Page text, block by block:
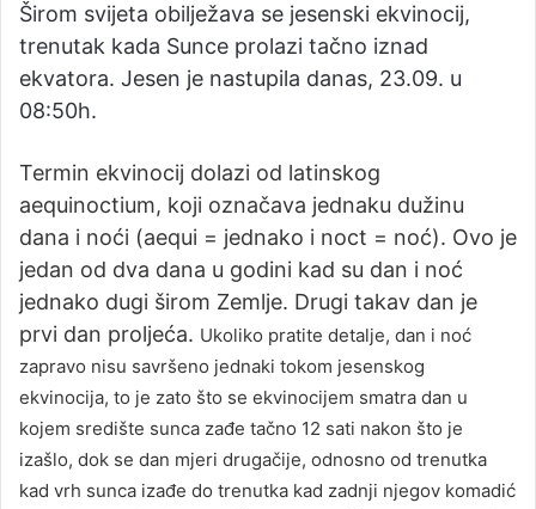
Širom svijeta obilježava se jesenski ekvinocij,
trenutak kada Sunce prolazi tačno iznad
ekvatora. Jesen je nastupila danas, 23.09. u
08:50h.
Termin ekvinocij dolazi od latinskog
aequinoctium, koji označava jednaku dužinu
dana i noći (aequi = jednako i noct = noć). Ovo je
jedan od dva dana u godini kad su dan i noć
jednako dugi širom Zemlje. Drugi takav dan je
prvi dan proljeća. Ukoliko pratite detalje, dan i noć
zapravo nisu savršeno jednaki tokom jesenskog
ekvinocija, to je zato što se ekvinocijem smatra dan u
kojem središte sunca zađe tačno 12 sati nakon što je
izašlo, dok se dan mjeri drugačije, odnosno od trenutka
kad vrh sunca izađe do trenutka kad zadnji njegov komadić